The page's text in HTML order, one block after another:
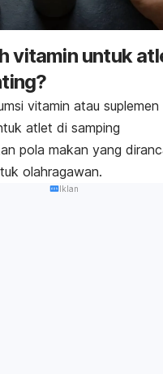
vitamin untuk
vitamin atau suplemen
atlet di samping
pola makan yang
olahragawan.
Iklan